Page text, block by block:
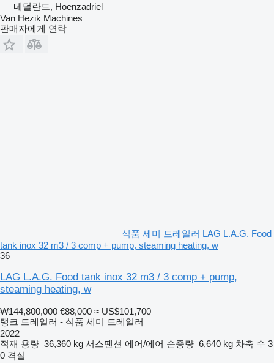
네덜란드, Hoenzadriel
Van Hezik Machines
판매자에게 연락
식품 세미 트레일러 LAG L.A.G. Food
tank inox 32 m3 / 3 comp + pump, steaming heating, w
36
LAG L.A.G. Food tank inox 32 m3 / 3 comp + pump,
steaming heating, w
₩144,800,000 €88,000 ≈ US$101,700
탱크 트레일러 - 식품 세미 트레일러
2022
적재 용량 36,360 kg 서스펜션 에어/에어 순중량 6,640 kg 차축 수 3
0 격실